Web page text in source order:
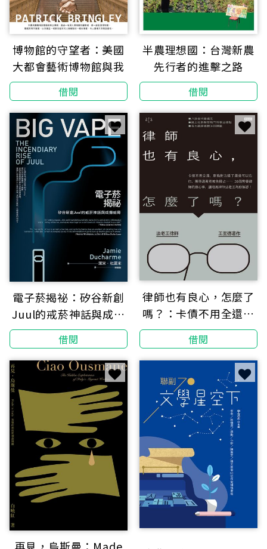
博物館的守望者：美國
大都會藝術博物館與我
借閱
半農理想國：台灣新農
先行者的進擊之路
借閱
電子菸揭祕：矽谷新創
Juul的戒菸神話與成癮
威脅
借閱
律師也有良心，怎麼了
嗎？：卡債不用全還、
車禍對方錯了還是可以
告你、獲得遺產竟被告
侵占……36個需要律師
的煩心事，讓暗黑律師
法老王為你解惑！
借閱
再見，烏斯曼：Made